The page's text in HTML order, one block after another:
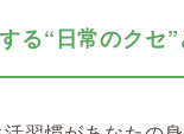
る“日常のクセ”